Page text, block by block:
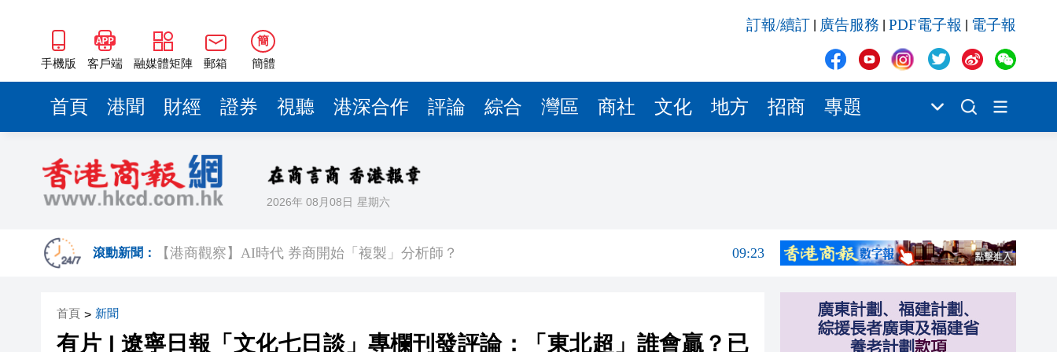
手機版 客戶端 融媒體矩陣 郵箱
簡
簡體
訂報/續訂 廣告服務 PDF電子報 電子報
首頁 港聞 財經 證券 視聽 港深合作 評論 綜合 灣區 商社 文化 地方 招商 專題
2026年 08月08日 星期六
滾動新聞：
【建評】把握新政機遇 釋放遊艇經濟潛力
09:03
【港商時評】投資騙案何其多 各方協同嚴打擊
收藏！世界盃觀賽指南來了
00:03
六五環境日江蘇主場活動在南京舉辦
23:29
有片 | 遼寧日報「文化七日談」專欄刊發評論：「東北超」誰會贏？已經沒有懸念
再有深圳機器人公司擬來港IPO
香港與烏茲別克斯坦推進互免簽證安排 雙方旅客可免簽逗留30天
09:17
首頁 > 新聞
有片 | 遼寧日報「文化七日談」專欄刊發評論：「東北超」誰會贏？已